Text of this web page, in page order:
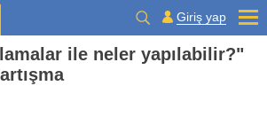
Giriş yap
ile neler yapılabilir?"